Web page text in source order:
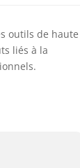
outils de haute
liés à la